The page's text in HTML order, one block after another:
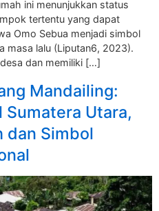
ini menunjukkan status
tertentu yang dapat
Omo Sebua menjadi simbol
masa lalu (Liputan6, 2023).
dan memiliki […]
Mandailing:
Sumatera Utara,
dan Simbol